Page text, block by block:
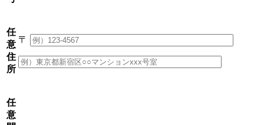
任
意
住
所
〒
任
意